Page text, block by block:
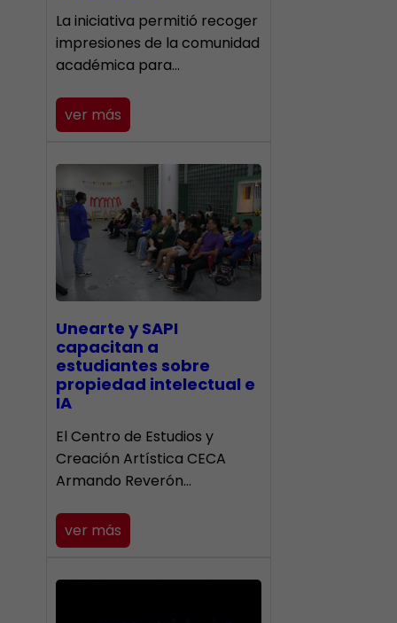
La iniciativa permitió recoger
impresiones de la comunidad
académica para…
ver más
Unearte y SAPI
capacitan a
estudiantes sobre
propiedad intelectual e
IA
El Centro de Estudios y
Creación Artística CECA
Armando Reverón…
ver más